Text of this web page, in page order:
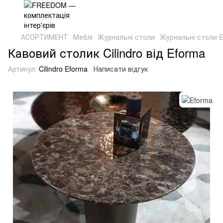
АСОРТИМЕНТ Меблі Журнальні столи Журнальні столи
Кавовий столик Cilindro від Eforma
Артикул: Cilindro Eforma Написати відгук